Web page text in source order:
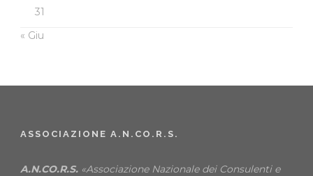
31
« Giu
ASSOCIAZIONE A.N.CO.R.S.
A.N.CO.R.S. «Associazione Nazionale dei Consulenti e